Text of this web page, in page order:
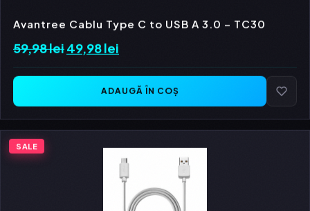
Avantree Cablu Type C to USB A 3.0 – TC30
59,98leiPrețul
fost:
59,98 lei.
49,98lei
este:
49,98 lei.
ADAUGĂ ÎN COȘ
SALE